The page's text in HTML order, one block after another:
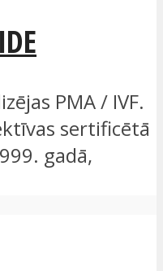
PMA / IVF.
sertificētā
gadā,